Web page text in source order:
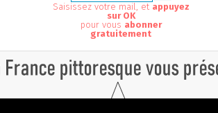
Saisissez votre mail, et appuyez
sur OK
pour vous abonner
gratuitement